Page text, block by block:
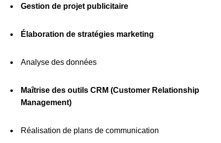
Gestion de projet publicitaire
Élaboration de stratégies marketing
Analyse des données
Maîtrise des outils CRM (Customer Relationship
Management)
Réalisation de plans de communication